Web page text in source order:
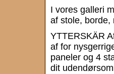
I vores galleri
af stole, borde,
YTTERSKÄR
af for
paneler og 4
dit